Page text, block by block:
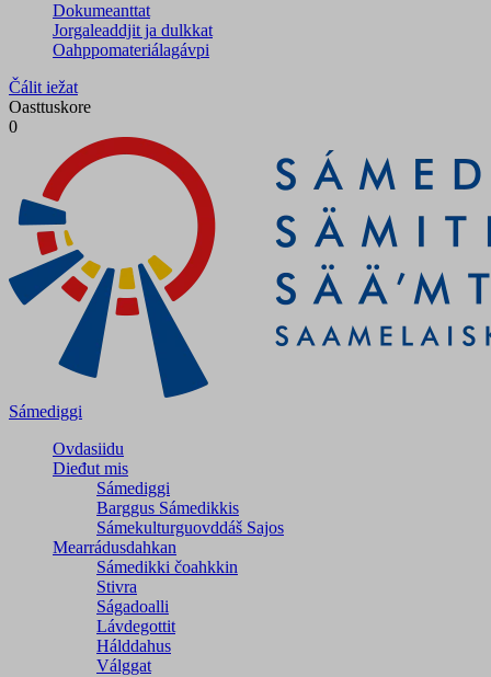
Dokumeanttat
Jorgaleaddjit ja dulkkat
Oahppomateriálagávpi
Čálit iežat
Oasttuskore
0
Sámediggi
Ovdasiidu
Dieđut mis
Sámediggi
Barggus Sámedikkis
Sámekulturguovddáš Sajos
Mearrádusdahkan
Sámedikki čoahkkin
Stivra
Ságadoalli
Lávdegottit
Hálddahus
Válggat